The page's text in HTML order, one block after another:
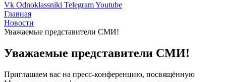
Vk Odnoklassniki TelegramYoutube
Главная
Новости
Уважаемые представители СМИ!
Уважаемые представители СМИ!
Приглашаем вас на пресс-конференцию, посвящённую